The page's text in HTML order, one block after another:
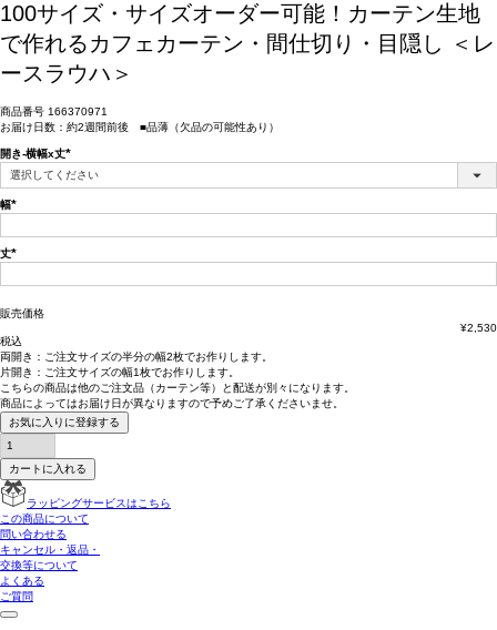
100サイズ・サイズオーダー可能！カーテン生地
で作れるカフェカーテン・間仕切り・目隠し ＜レ
ースラウハ＞
商品番号 166370971
お届け日数：約2週間前後 ■品薄（欠品の可能性あり）
開き-横幅x丈
(必
須)
幅
須)
丈
須)
販売価格
¥2,530
税込
両開き： ご注文サイズの半分の幅2枚でお作りします。
片開き： ご注文サイズの幅1枚でお作りします。
こちらの商品は他のご注文品（カーテン等）と配送が別々 になります。
商品によってはお届け日が異なりますので予めご了承くださいませ。
お気に入りに登録する
カートに入れる
ラッピングサービスはこちら
この商品について
問い合わせる
キャンセル・返品・
交換等について
よくある
ご質問